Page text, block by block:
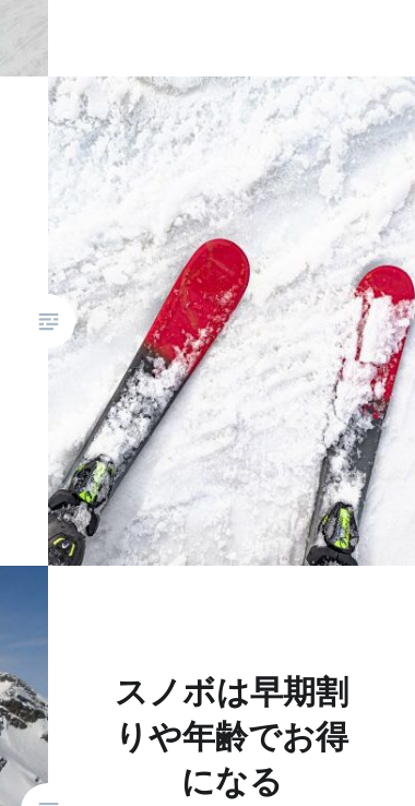
スノボは早期割
りや年齢でお得
になる